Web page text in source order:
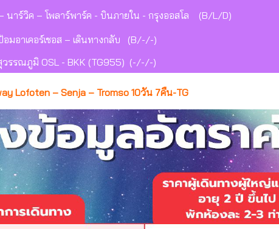
นาร์วิค – โพลาร์พาร์ค - บินภายใน - กรุงออสโล (B/L/D)
อมอาเคอร์เชอส – เดินทางกลับ (B/-/-)
รรณภูมิ OSL - BKK (TG955) (-/-/-)
Lofoten – Senja – Tromso 10วัน 7คืน-TG